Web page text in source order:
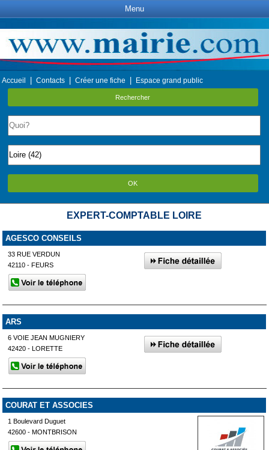
Menu
Accueil Contacts Créer une fiche Espace grand public
Rechercher
OK
EXPERT-COMPTABLE LOIRE
AGESCO CONSEILS
33 RUE VERDUN
42110 - FEURS
ARS
6 VOIE JEAN MUGNIERY
42420 - LORETTE
COURAT ET ASSOCIES
1 Boulevard Duguet
42600 - MONTBRISON